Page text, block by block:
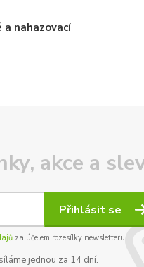
a nahazovací
akce a
Přihlásit se
za účelem rozesílky newsletteru.
jednou za 14 dní.